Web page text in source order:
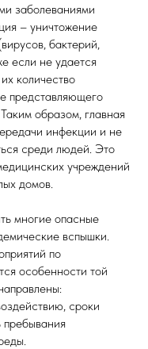
заболеваниями
– уничтожение
бактерий,
если не удается
количество
представляющего
образом, главная
инфекции и не
среди людей. Это
учреждений
домов.
многие опасные
вспышки.
по
особенности той
сроки
пребывания